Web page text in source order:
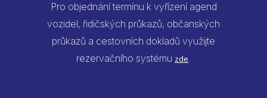
Pro objednání termínu k vyřízení agend
vozidel, řidičských průkazů, občanských
průkazů a cestovních dokladů využijte
rezervačního systému zde.